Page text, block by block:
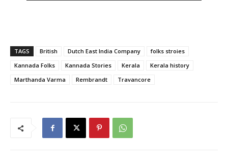
TAGS British Dutch East India Company
folks stroies
Kannada Folks
Kannada Stories Kerala
Kerala history
Marthanda Varma
Rembrandt Travancore